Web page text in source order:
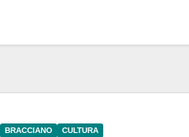
BRACCIANO CULTURA